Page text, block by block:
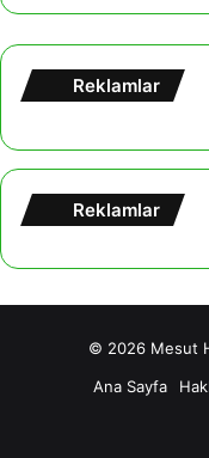
Reklamlar
Reklamlar
© 2026 Mesut
Ana Sayfa